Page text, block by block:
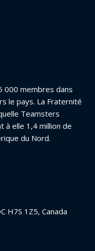
000 membres dans
le pays. La Fraternité
Teamsters
à elle 1,4 million de
du Nord.
H7S 1Z5, Canada